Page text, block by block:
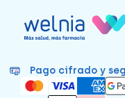
Pago cifrado y